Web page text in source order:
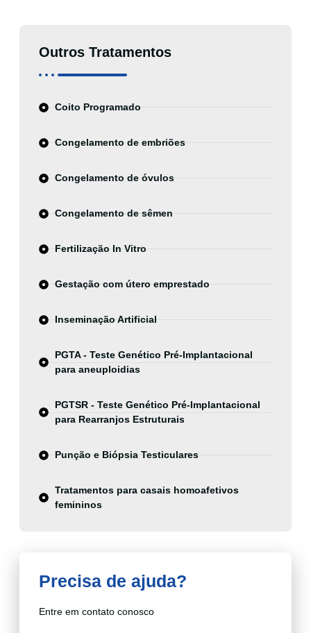
Outros Tratamentos
Coito Programado
Congelamento de embriões
Congelamento de óvulos
Congelamento de sêmen
Fertilização In Vitro
Gestação com útero emprestado
Inseminação Artificial
PGTA - Teste Genético Pré-Implantacional
para aneuploidias
PGTSR - Teste Genético Pré-Implantacional
para Rearranjos Estruturais
Punção e Biópsia Testiculares
Tratamentos para casais homoafetivos
femininos
Precisa de ajuda?
Entre em contato conosco